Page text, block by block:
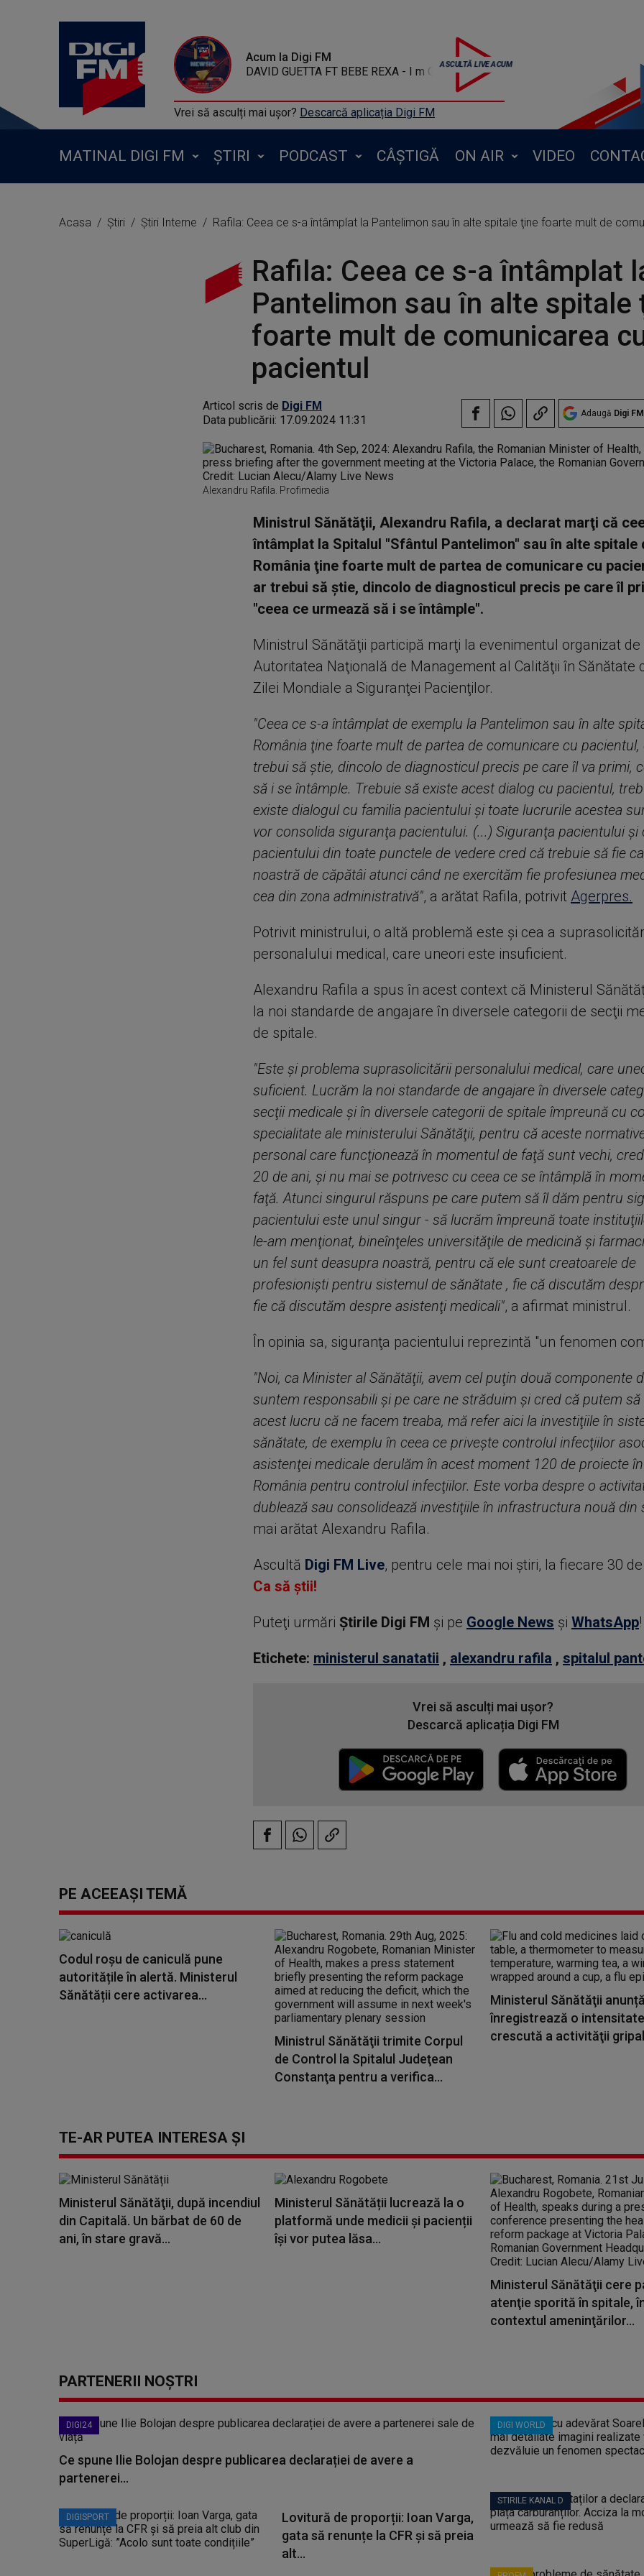
Acum la Digi FM
DAVID GUETTA FT BEBE REXA - I m Good
Vrei să asculți mai ușor? Descarcă aplicația Digi FM
MATINAL DIGI FM ȘTIRI PODCAST CÂȘTIGĂ ON AIR VIDEO
Acasa Știri Știri Interne Rafila: Ceea ce s-a întâmplat la Pantelimon sau în alte spitale ţine foarte mult de
Rafila: Ceea ce s-a întâmplat
Pantelimon sau în alte spitale
foarte mult de comunicarea
pacientul
Articol scris de Digi FM
Data publicării: 17.09.2024 11:31 Adaugă Digi FM
Alexandru Rafila. Profimedia
Ministrul Sănătăţii, Alexandru Rafila, a declarat marţi că
întâmplat la Spitalul "Sfântul Pantelimon" sau în alte spitale
România ţine foarte mult de partea de comunicare cu
ar trebui să ştie, dincolo de diagnosticul precis pe care îl
"ceea ce urmează să i se întâmple".
Ministrul Sănătăţii participă marţi la evenimentul organizat de
Autoritatea Naţională de Management al Calităţii în Sănătate
Zilei Mondiale a Siguranţei Pacienţilor.
"Ceea ce s-a întâmplat de exemplu la Pantelimon sau în alte
România ţine foarte mult de partea de comunicare cu pacientul,
trebui să ştie, dincolo de diagnosticul precis pe care îl va primi,
să i se întâmple. Trebuie să existe acest dialog cu pacientul,
existe dialogul cu familia pacientului şi toate lucrurile acestea
vor consolida siguranţa pacientului. (...) Siguranţa pacientului
pacientului din toate punctele de vedere cred că trebuie să fie
noastră de căpătâi atunci când ne exercităm fie profesiunea
cea din zona administrativă", a arătat Rafila, potrivit Agerpres.
Potrivit ministrului, o altă problemă este şi cea a
personalului medical, care uneori este insuficient.
Alexandru Rafila a spus în acest context că Ministerul
la noi standarde de angajare în diversele categorii de secţii
de spitale.
"Este şi problema suprasolicitării personalului medical, care
suficient. Lucrăm la noi standarde de angajare în diversele
secţii medicale şi în diversele categorii de spitale împreună cu
specialitate ale ministerului Sănătăţii, pentru că aceste
personal care funcţionează în momentul de faţă sunt vechi,
20 de ani, şi nu mai se potrivesc cu ceea ce se întâmplă în
faţă. Atunci singurul răspuns pe care putem să îl dăm pentru
pacientului este unul singur - să lucrăm împreună toate
le-am menţionat, bineînţeles universităţile de medicină şi
un fel sunt deasupra noastră, pentru că ele sunt creatoarele de
profesionişti pentru sistemul de sănătate , fie că discutăm
fie că discutăm despre asistenţi medicali", a afirmat ministrul.
În opinia sa, siguranţa pacientului reprezintă "un fenomen
"Noi, ca Minister al Sănătăţii, avem cel puţin două componente
suntem responsabili şi pe care ne străduim şi cred că putem să
acest lucru că ne facem treaba, mă refer aici la investiţiile în
sănătate, de exemplu în ceea ce priveşte controlul infecţiilor
asistenţei medicale derulăm în acest moment 120 de proiecte
România pentru controlul infecţiilor. Este vorba despre o
dublează sau consolidează investiţiile în infrastructura nouă din
mai arătat Alexandru Rafila.
Ascultă Digi FM Live, pentru cele mai noi știri, la fiecare 30
Ca să știi!
Puteţi urmări Știrile Digi FM şi pe Google News şi WhatsApp!
Etichete: ministerul sanatatii , alexandru rafila , spitalul
Vrei să asculți mai ușor?
Descarcă aplicația Digi FM
PE ACEEAȘI TEMĂ
Codul roșu de caniculă pune
autoritățile în alertă. Ministerul
Sănătății cere activarea...
Ministrul Sănătăţii trimite Corpul
de Control la Spitalul Judeţean
Constanţa pentru a verifica...
Ministerul Sănătăţii
înregistrează o intensitate
crescută a activităţii
TE-AR PUTEA INTERESA ȘI
Ministerul Sănătăţii, după incendiul
din Capitală. Un bărbat de 60 de
ani, în stare gravă...
Ministerul Sănătății lucrează la o
platformă unde medicii și pacienții
își vor putea lăsa...
Ministerul Sănătăţii cere
atenţie sporită în spitale,
contextul ameninţărilor...
PARTENERII NOȘTRI
DIGI24
Ce spune Ilie Bolojan despre publicarea declarației de avere a
partenerei...
DIGISPORT
Lovitură de proporții: Ioan Varga,
gata să renunțe la CFR și să preia
alt...
DIGI WORLD
STIRILE KANAL D